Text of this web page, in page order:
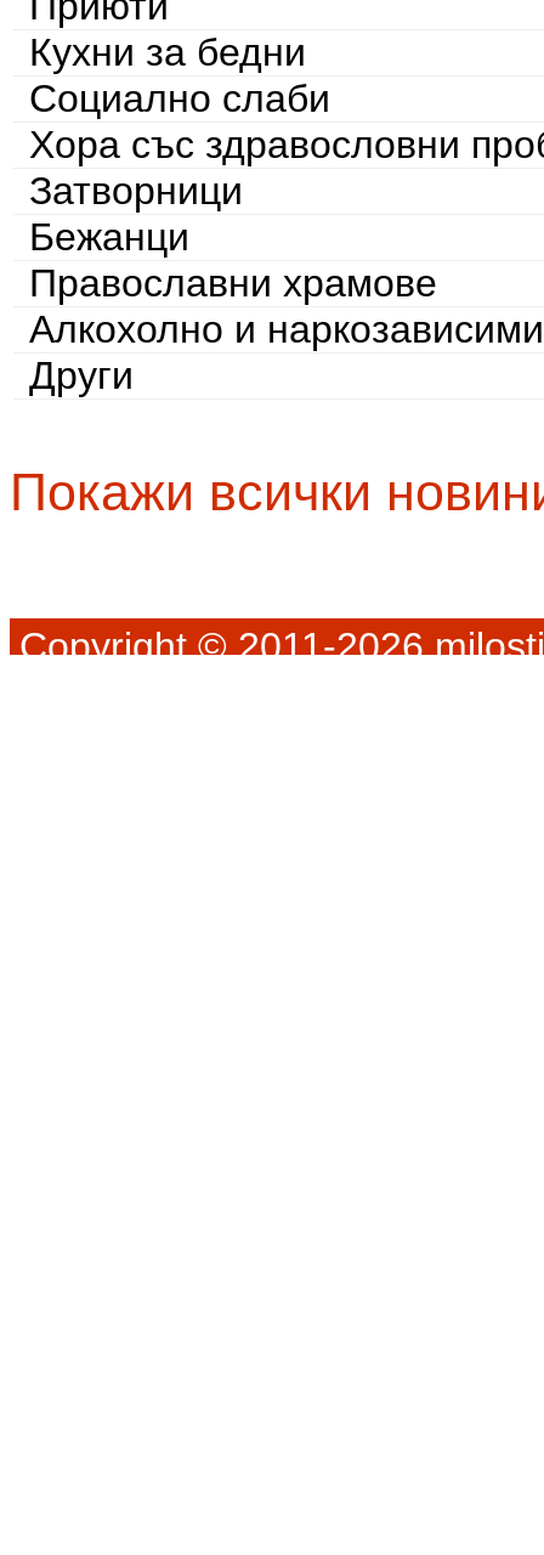
Кухни за бедни
Социално слаби
Хора със здравословни
Затворници
Бежанци
Православни храмове
Алкохолно и наркозависими
Други
Покажи всички
Copyright © 2011-2026